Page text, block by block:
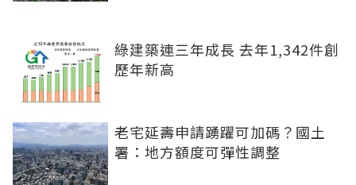
綠建築連三年成長 去年1,342件創
歷年新高
老宅延壽申請踴躍可加碼？國土
署：地方額度可彈性調整